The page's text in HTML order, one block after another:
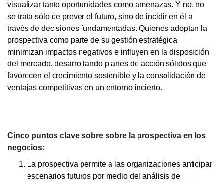
visualizar tanto oportunidades como amenazas. Y no, no
se trata sólo de prever el futuro, sino de incidir en él a
través de decisiones fundamentadas. Quienes adoptan la
prospectiva como parte de su gestión estratégica
minimizan impactos negativos e influyen en la disposición
del mercado, desarrollando planes de acción sólidos que
favorecen el crecimiento sostenible y la consolidación de
ventajas competitivas en un entorno incierto.
Cinco puntos clave sobre sobre la prospectiva en los
negocios:
La prospectiva permite a las organizaciones anticipar
escenarios futuros por medio del análisis de